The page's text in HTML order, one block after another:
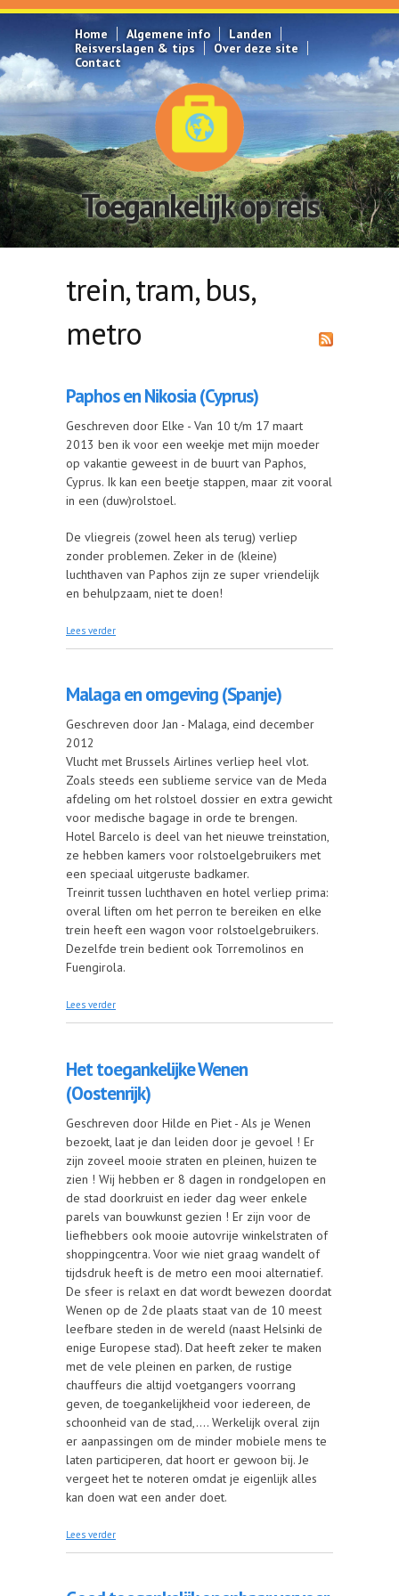
Overslaan en naar de inhoud gaan
Home
Algemene info
Landen
Reisverslagen & tips
Over deze site
Contact
Toegankelijk op reis
trein, tram, bus,
metro
Paphos en Nikosia (Cyprus)
Geschreven door Elke - Van 10 t/m 17 maart
2013 ben ik voor een weekje met mijn moeder
op vakantie geweest in de buurt van Paphos,
Cyprus. Ik kan een beetje stappen, maar zit vooral
in een (duw)rolstoel.
De vliegreis (zowel heen als terug) verliep
zonder problemen. Zeker in de (kleine)
luchthaven van Paphos zijn ze super vriendelijk
en behulpzaam, niet te doen!
Lees verder
Malaga en omgeving (Spanje)
Geschreven door Jan - Malaga, eind december
2012
Vlucht met Brussels Airlines verliep heel vlot.
Zoals steeds een sublieme service van de Meda
afdeling om het rolstoel dossier en extra gewicht
voor medische bagage in orde te brengen.
Hotel Barcelo is deel van het nieuwe treinstation,
ze hebben kamers voor rolstoelgebruikers met
een speciaal uitgeruste badkamer.
Treinrit tussen luchthaven en hotel verliep prima:
overal liften om het perron te bereiken en elke
trein heeft een wagon voor rolstoelgebruikers.
Dezelfde trein bedient ook Torremolinos en
Fuengirola.
Lees verder
Het toegankelijke Wenen
(Oostenrijk)
Geschreven door Hilde en Piet - Als je Wenen
bezoekt, laat je dan leiden door je gevoel ! Er
zijn zoveel mooie straten en pleinen, huizen te
zien ! Wij hebben er 8 dagen in rondgelopen en
de stad doorkruist en ieder dag weer enkele
parels van bouwkunst gezien ! Er zijn voor de
liefhebbers ook mooie autovrije winkelstraten of
shoppingcentra. Voor wie niet graag wandelt of
tijdsdruk heeft is de metro een mooi alternatief.
De sfeer is relaxt en dat wordt bewezen doordat
Wenen op de 2de plaats staat van de 10 meest
leefbare steden in de wereld (naast Helsinki de
enige Europese stad). Dat heeft zeker te maken
met de vele pleinen en parken, de rustige
chauffeurs die altijd voetgangers voorrang
geven, de toegankelijkheid voor iedereen, de
schoonheid van de stad,…. Werkelijk overal zijn
er aanpassingen om de minder mobiele mens te
laten participeren, dat hoort er gewoon bij. Je
vergeet het te noteren omdat je eigenlijk alles
kan doen wat een ander doet.
Lees verder